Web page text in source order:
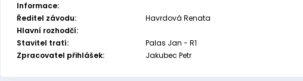
Informace:
Ředitel závodu:
Havrdová Renata
Hlavní rozhodčí:
Stavitel tratí:
Palas Jan - R1
Zpracovatel přihlášek:
Jakubec Petr